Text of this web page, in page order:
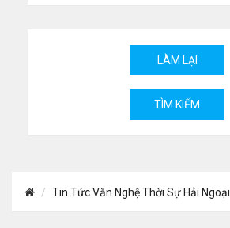
Tin Tức Văn Nghệ Thời Sự Hải Ngoại